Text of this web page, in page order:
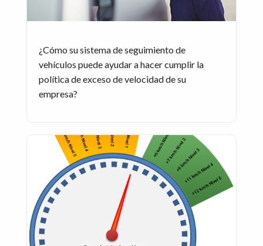
¿Cómo su sistema de seguimiento de
vehículos puede ayudar a hacer cumplir la
política de exceso de velocidad de su
empresa?